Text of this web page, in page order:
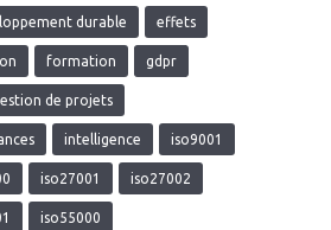
durable effets
formation gdpr
de projets
intelligence iso9001
iso27001 iso27002
iso55000